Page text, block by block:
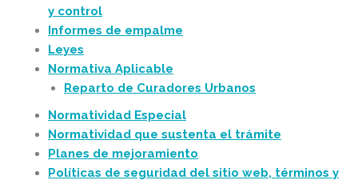
y control
Informes de empalme
Leyes
Normativa Aplicable
Reparto de Curadores Urbanos
Normatividad Especial
Normatividad que sustenta el trámite
Planes de mejoramiento
Políticas de seguridad del sitio web, términos y